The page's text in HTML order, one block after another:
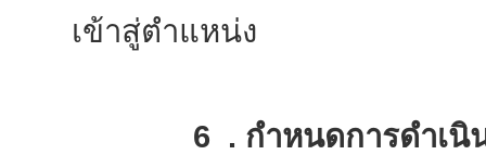
เข้าสู่ตำแหน่ง
6 . กำหนดการดำเนินก